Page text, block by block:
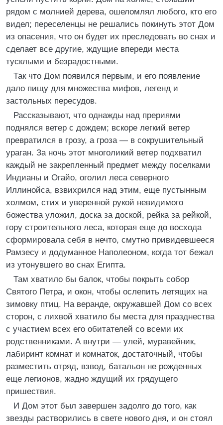
рядом с молнией дерева, ошеломлял любого, кто его
видел; переселенцы не решались покинуть этот Дом
из опасения, что он будет их преследовать во снах и
сделает все другие, ждущие впереди места
тусклыми и безрадостными.
Так что Дом появился первым, и его появление
дало пищу для множества мифов, легенд и
застольных пересудов.
Рассказывают, что однажды над прериями
поднялся ветер с дождем; вскоре легкий ветер
превратился в грозу, а гроза — в сокрушительный
ураган. За ночь этот многоликий ветер подхватил
каждый не закрепленный предмет между поселками
Индианы и Огайо, оголил леса северного
Иллинойса, взвихрился над этим, еще пустынным
холмом, стих и уверенной рукой невидимого
божества уложил, доска за доской, рейка за рейкой,
гору строительного леса, которая еще до восхода
сформировала себя в нечто, смутно привидевшееся
Рамзесу и додуманное Наполеоном, когда тот бежал
из утонувшего во снах Египта.
Там хватило бы балок, чтобы покрыть собор
Святого Петра, и окон, чтобы ослепить летящих на
зимовку птиц. На веранде, окружавшей Дом со всех
сторон, с лихвой хватило бы места для празднества
с участием всех его обитателей со всеми их
родственниками. А внутри — улей, муравейник,
лабиринт комнат и комнаток, достаточный, чтобы
разместить отряд, взвод, батальон не рожденных
еще легионов, жадно ждущий их грядущего
пришествия.
И Дом этот был завершен задолго до того, как
звезды растворились в свете нового дня, и он стоял